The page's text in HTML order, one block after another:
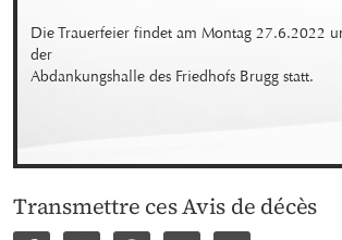
Die Trauerfeier findet am Montag 27.6.2022
der
Abdankungshalle des Friedhofs Brugg statt.
Transmettre ces Avis de décès